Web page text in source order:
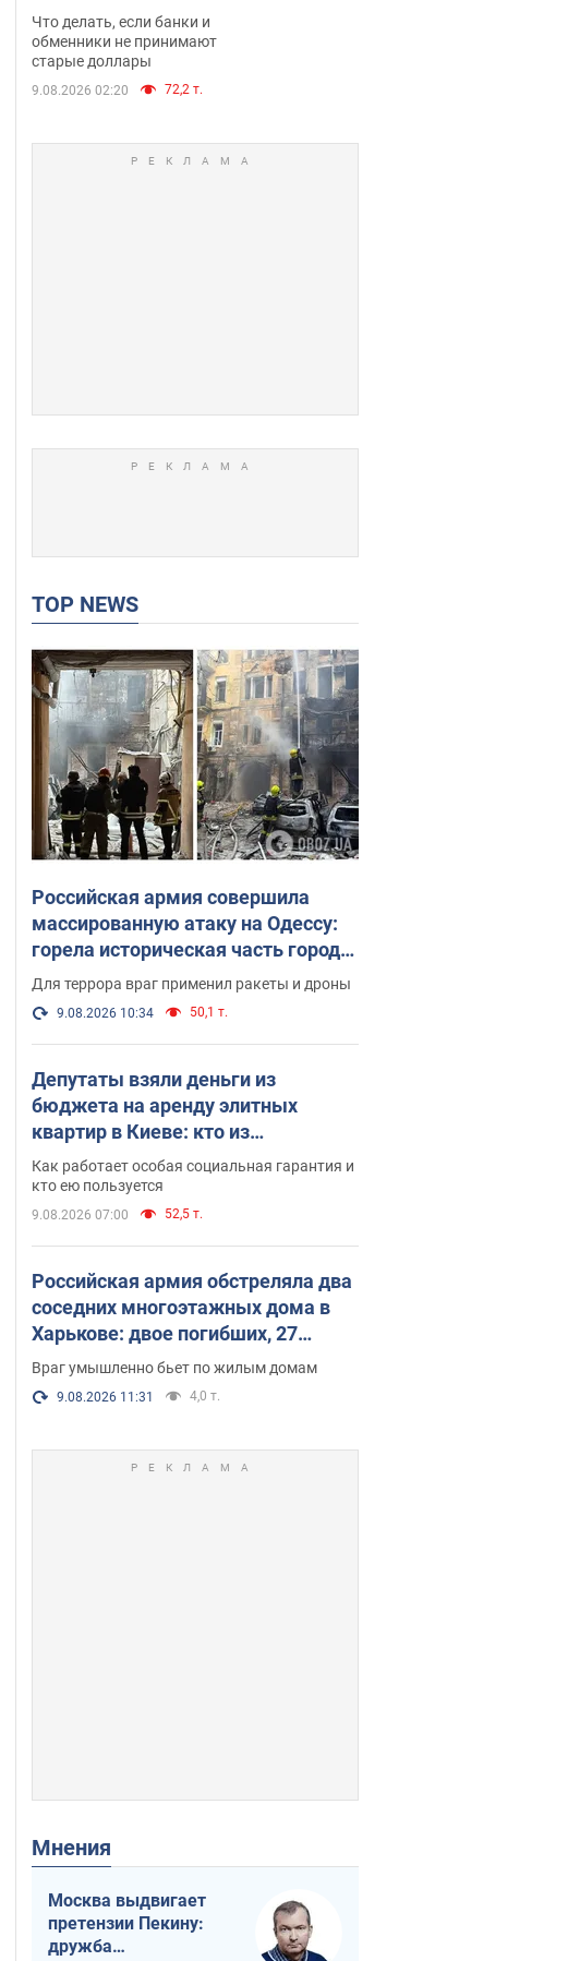
принимают ли
обменники и банки
такие купюры
Что делать, если банки и
обменники не принимают
старые доллары
9.08.2026 02:20 72,2 т.
TOP NEWS
Российская армия совершила
массированную атаку на Одессу:
горела историческая часть города,
есть пострадавшие. Фото и видео
Для террора враг применил ракеты и дроны
9.08.2026 10:34 50,1 т.
Депутаты взяли деньги из
бюджета на аренду элитных
квартир в Киеве: кто из
парламентариев просил средства
и где поселился
Как работает особая социальная гарантия и
кто ею пользуется
9.08.2026 07:00 52,5 т.
Российская армия обстреляла два
соседних многоэтажных дома в
Харькове: двое погибших, 27
пострадавших
Враг умышленно бьет по жилым домам
9.08.2026 11:31 4,0 т.
Мнения
Москва выдвигает
претензии Пекину:
дружба